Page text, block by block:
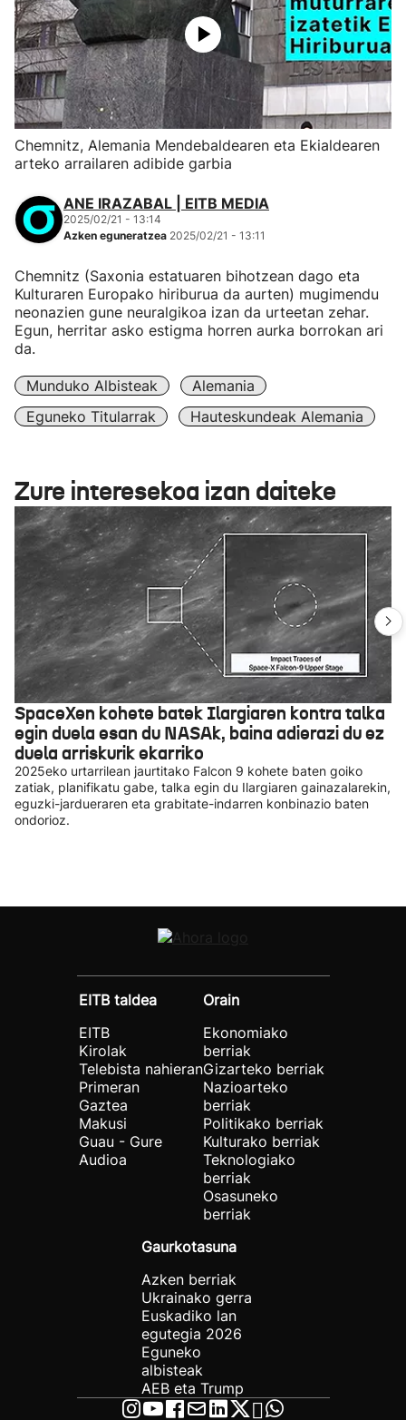
Chemnitz, Alemania Mendebaldearen eta Ekialdearen
arteko arrailaren adibide garbia
ANE IRAZABAL | EITB MEDIA
2025/02/21 - 13:14
Azken eguneratzea 2025/02/21 - 13:11
Chemnitz (Saxonia estatuaren bihotzean dago eta
Kulturaren Europako hiriburua da aurten) mugimendu
neonazien gune neuralgikoa izan da urteetan zehar.
Egun, herritar asko estigma horren aurka borrokan ari
da.
Munduko Albisteak
Alemania
Eguneko Titularrak
Hauteskundeak Alemania
Zure interesekoa izan daiteke
SpaceXen kohete batek Ilargiaren kontra talka
egin duela esan du NASAk, baina adierazi du ez
duela arriskurik ekarriko
2025eko urtarrilean jaurtitako Falcon 9 kohete baten goiko
zatiak, planifikatu gabe, talka egin du Ilargiaren gainazalarekin,
eguzki-jardueraren eta grabitate-indarren konbinazio baten
ondorioz.
EITB taldea
EITB
Kirolak
Telebista nahieran
Primeran
Gaztea
Makusi
Guau - Gure
Audioa
Orain
Ekonomiako
berriak
Gizarteko berriak
Nazioarteko
berriak
Politikako berriak
Kulturako berriak
Teknologiako
berriak
Osasuneko
berriak
Gaurkotasuna
Azken berriak
Ukrainako gerra
Euskadiko lan
egutegia 2026
Eguneko
albisteak
AEB eta Trump